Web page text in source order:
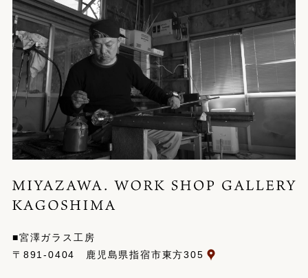
■宮澤ガラス工房
〒891-0404 鹿児島県指宿市東方305